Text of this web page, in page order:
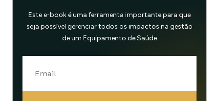
Este e-book é uma ferramenta importante para que
seja possível gerenciar todos os impactos na gestão
de um Equipamento de Saúde